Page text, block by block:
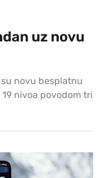
uz novu
novu besplatnu
nivoa povodom tri